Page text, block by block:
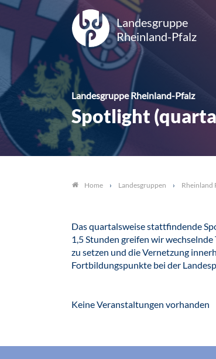
Landesgruppe
Rheinland-Pfalz
Landesgruppe Rheinland-Pfalz
Spotlight
Home Landesgruppen Rheinland
Das quartalsweise stattfindende
1,5 Stunden greifen wir
zu setzen und die Vernetzung
Fortbildungspunkte bei der
Keine Veranstaltungen vorhanden